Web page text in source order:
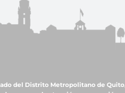
del Distrito Metropolitano de